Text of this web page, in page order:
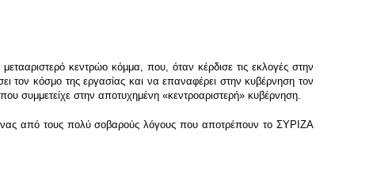
κεντρώο κόμμα, που, όταν κέρδισε τις εκλογές στην
τον κόσμο της εργασίας και να επαναφέρει στην κυβέρνηση τον
συμμετείχε στην αποτυχημένη «κεντροαριστερή» κυβέρνηση.
ένας από τους πολύ σοβαρούς λόγους που αποτρέπουν το ΣΥΡΙΖΑ